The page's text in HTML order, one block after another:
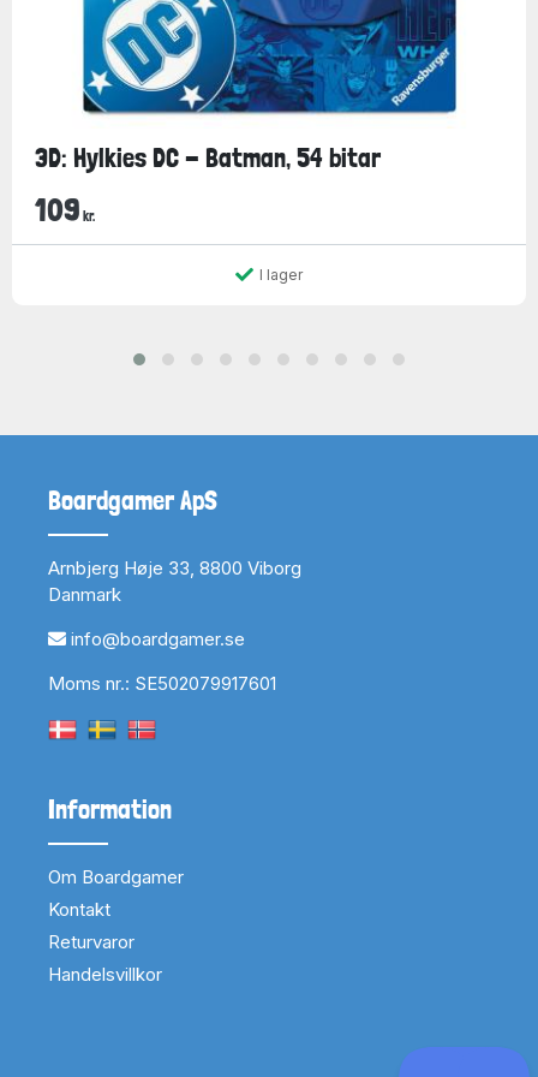
3D: Hylkies DC - Batman, 54 bitar
109 kr.
I lager
Boardgamer ApS
Arnbjerg Høje 33, 8800 Viborg
Danmark
info@boardgamer.se
Moms nr.: SE502079917601
Information
Om Boardgamer
Kontakt
Returvaror
Handelsvillkor